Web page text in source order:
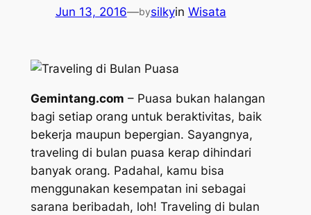
Jun 13, 2016—bysilkyin Wisata
Gemintang.com – Puasa bukan halangan
bagi setiap orang untuk beraktivitas, baik
bekerja maupun bepergian. Sayangnya,
traveling di bulan puasa kerap dihindari
banyak orang. Padahal, kamu bisa
menggunakan kesempatan ini sebagai
sarana beribadah, loh! Traveling di bulan